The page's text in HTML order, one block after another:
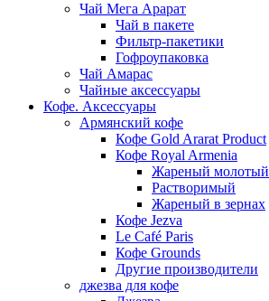
Чай Мега Арарат
Чай в пакете
Фильтр-пакетики
Гофроупаковка
Чай Амарас
Чайные аксессуары
Кофе. Аксессуары
Армянский кофе
Кофе Gold Ararat Product
Кофе Royal Armenia
Жареный молотый
Растворимый
Жареный в зернах
Кофе Jezva
Le Café Paris
Кофе Grounds
Другие производители
джезва для кофе